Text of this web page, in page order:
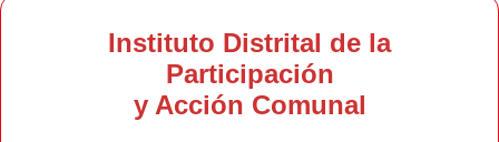
Instituto Distrital de la
Participación
y Acción Comunal